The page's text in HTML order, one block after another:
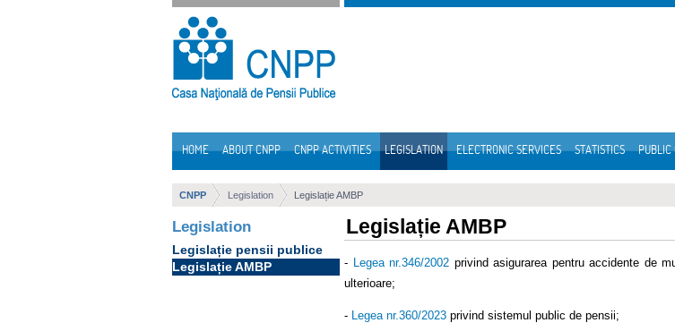
Skip to Content
HOME ABOUT CNPP CNPP ACTIVITIES LEGISLATION ELECTRONIC SERVICES STATISTICS PUBLIC
CNPP Legislation Legislație AMBP
Legislation
Legislație pensii publice
Legislație AMBP
Legislație AMBP
- Legea nr.346/2002 privind asigurarea pentru accidente de
ulterioare;
- Legea nr.360/2023 privind sistemul public de pensii;